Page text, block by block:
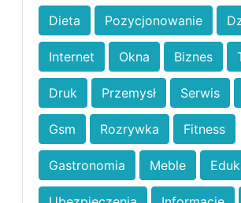
Dieta Pozycjonowanie
Internet Okna Biznes
Druk Przemysł Serwis
Gsm Rozrywka Fitness
Gastronomia Meble